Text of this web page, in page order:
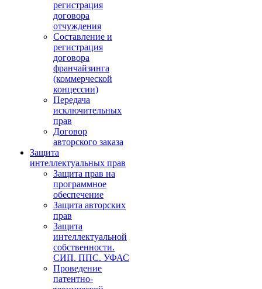
регистрация
договора
отчуждения
Составление и
регистрация
договора
франчайзинга
(коммерческой
концессии)
Передача
исключительных
прав
Договор
авторского заказа
Защита
интеллектуальных прав
Защита прав на
программное
обеспечение
Защита авторских
прав
Защита
интеллектуальной
собственности.
СИП. ППС. УФАС
Проведение
патентно-